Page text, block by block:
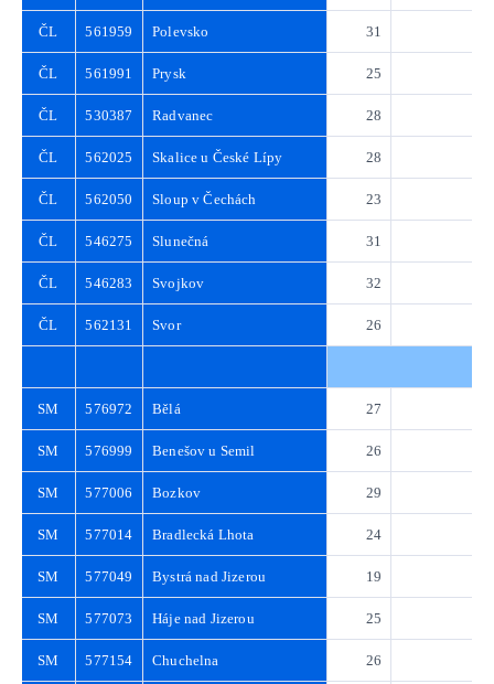
ČL 561959 Polevsko 31
ČL 561991 Prysk 25
ČL 530387 Radvanec 28
ČL 562025 Skalice u České Lípy 28
ČL 562050 Sloup v Čechách 23
ČL 546275 Slunečná 31
ČL 546283 Svojkov 32
ČL 562131 Svor 26
SM 576972 Bělá 27
SM 576999 Benešov u Semil 26
SM 577006 Bozkov 29
SM 577014 Bradlecká Lhota 24
SM 577049 Bystrá nad Jizerou 19
SM 577073 Háje nad Jizerou 25
SM 577154 Chuchelna 26